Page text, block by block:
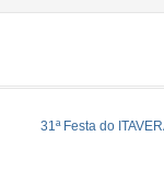
31ª Festa do